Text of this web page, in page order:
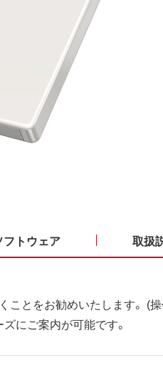
フトウェア 取扱
ことをお勧めいたします。 (
にご案内が可能です。